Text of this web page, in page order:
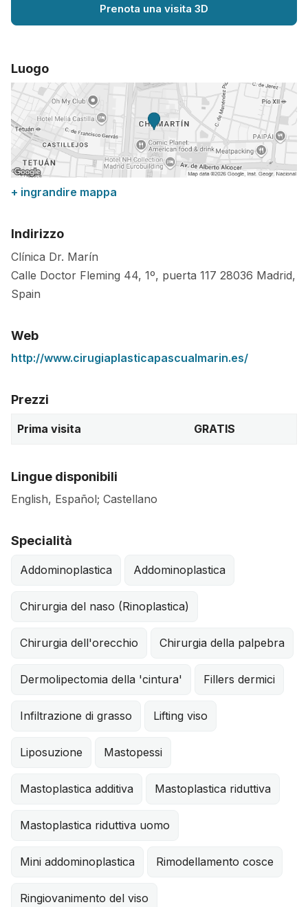
Prenota una visita 3D
Luogo
+ ingrandire mappa
Indirizzo
Clínica Dr. Marín
Calle Doctor Fleming 44, 1º, puerta 117 28036 Madrid,
Spain
Web
http://www.cirugiaplasticapascualmarin.es/
Prezzi
Prima visita GRATIS
Lingue disponibili
English, Español; Castellano
Specialità
Addominoplastica Addominoplastica
Chirurgia del naso (Rinoplastica)
Chirurgia dell'orecchio Chirurgia della palpebra
Dermolipectomia della 'cintura' Fillers dermici
Infiltrazione di grasso Lifting viso
Liposuzione Mastopessi
Mastoplastica additiva Mastoplastica riduttiva
Mastoplastica riduttiva uomo
Mini addominoplastica Rimodellamento cosce
Ringiovanimento del viso